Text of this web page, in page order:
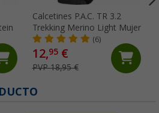
Calcetines P.A.C. TR 3.2
Trekking Merino Light Mujer
(6)
12,95€
PVP 18,95 €